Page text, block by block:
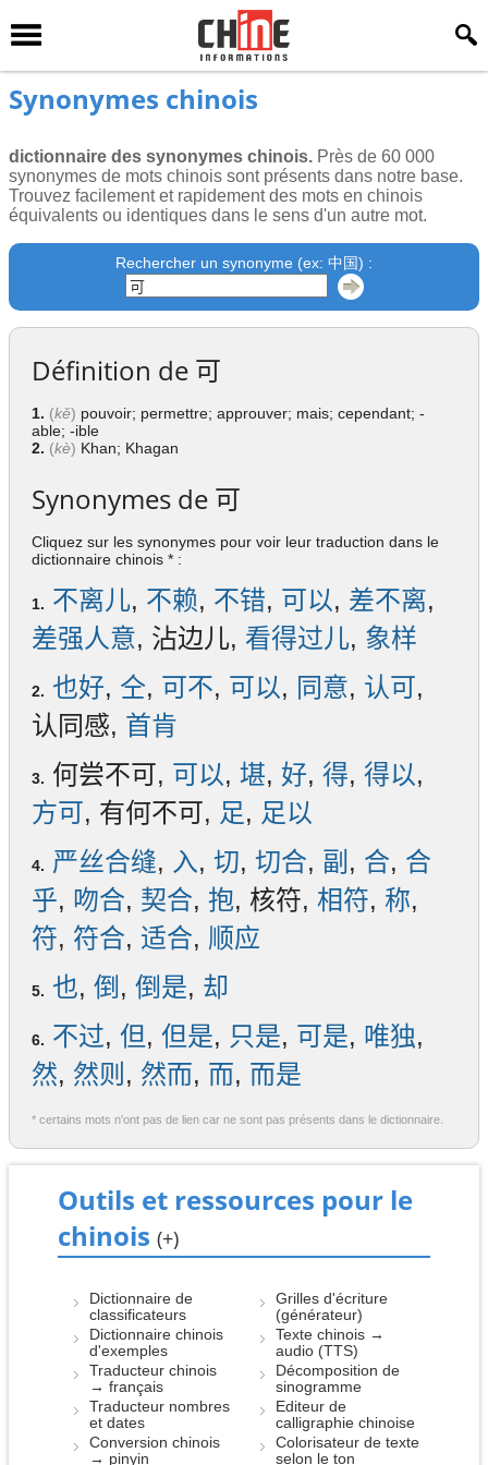
Synonymes chinois
dictionnaire des synonymes chinois. Près de 60 000
synonymes de mots chinois sont présents dans notre base.
Trouvez facilement et rapidement des mots en chinois
équivalents ou identiques dans le sens d'un autre mot.
Rechercher un synonyme (ex: 中国) :
Définition de 可
1. (kě) pouvoir; permettre; approuver; mais; cependant; -
able; -ible
2. (kè) Khan; Khagan
Synonymes de 可
Cliquez sur les synonymes pour voir leur traduction dans le
dictionnaire chinois * :
1. 不离儿, 不赖, 不错, 可以, 差不离,
差强人意, 沾边儿, 看得过儿, 象样
2. 也好, 仝, 可不, 可以, 同意, 认可,
认同感, 首肯
3. 何尝不可, 可以, 堪, 好, 得, 得以,
方可, 有何不可, 足, 足以
4. 严丝合缝, 入, 切, 切合, 副 , 合, 合
乎, 吻合, 契合, 抱, 核符, 相符, 称,
符, 符合, 适合, 顺应
5. 也, 倒 , 倒是, 却
6. 不过, 但, 但是, 只是, 可是, 唯独,
然, 然则 , 然而, 而, 而是
* certains mots n'ont pas de lien car ne sont pas présents dans le dictionnaire.
Outils et ressources pour le
chinois (+)
Dictionnaire de
classificateurs
Dictionnaire chinois
d'exemples
Traducteur chinois
→ français
Traducteur nombres
et dates
Conversion chinois
→ pinyin
Grilles d'écriture
(générateur)
Texte chinois →
audio (TTS)
Décomposition de
sinogramme
Editeur de
calligraphie chinoise
Colorisateur de texte
selon le ton